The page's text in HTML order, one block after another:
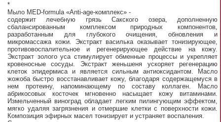
*
Мыло MED-formula «Anti-age-комплекс» -
содержит лечебную грязь Сакского озера, дополненную
сбалансированным комплексом природных компонентов,
разработанным для глубокого очищения, обновления и
микромассажа кожи. Экстракт василька оказывает тонизирующее,
противовоспалительное и регенерирующее действие на кожу.
Экстракт золого уса стимулирует обменные процессы и укрепляет
кровеносные сосуды. Экстракт женьшеня ускоряет регенерацию
клеток эпидермиса и является сильным антиоксидантом. Масло
жожоба быстро восстанавливает кожу, благодаря содержащемуся в
нем протеину, напоминающему по составу коллаген. Масло
абрикосовых косточек мгновенно насыщает кожу витаминами.
Измельченный виноград обладает легким пилингующим эффектом,
мягко удаляя загрязнения и отмершие клетки с поверхности кожи.
Композиция эфирных масел тонизирует и устраняет воспаления.